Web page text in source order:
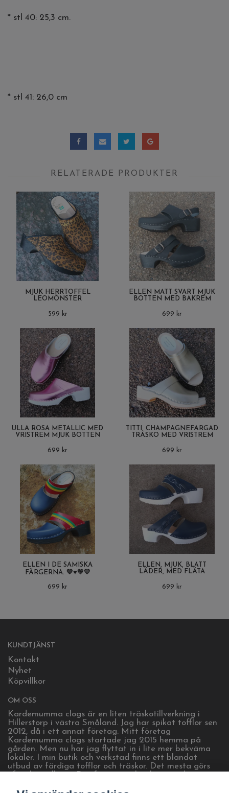
* stl 40: 25,3 cm.
* stl 41: 26,0 cm
RELATERADE PRODUKTER
MJUK HERRTOFFEL
LEOMÖNSTER
599 kr
ELLEN MATT SVART MJUK
BOTTEN MED BAKREM
699 kr
ULLA ROSA METALLIC MED
VRISTREM MJUK BOTTEN
699 kr
TITTI, CHAMPAGNEFÄRGAD
TRÄSKO MED VRISTREM
699 kr
ELLEN I DE SAMISKA
FÄRGERNA. 💙♥️💚💛
699 kr
ELLEN, MJUK, BLÅTT
LÄDER, MED FLÄTA
699 kr
KUNDTJÄNST
Kontakt
Nyhet
Köpvillkor
OM OSS
Kardemumma clogs är en liten träskotillverkning i
Hillerstorp i västra Småland. Jag har spikat tofflor sen
2012, då i ett annat företag. Mitt företag
Kardemumma clogs startade jag 2015 hemma på
gården. Men nu har jag flyttat in i lite mer bekväma
lokaler. I min butik och verkstad finns ett blandat
utbud av färdiga tofflor och träskor. Det mesta görs